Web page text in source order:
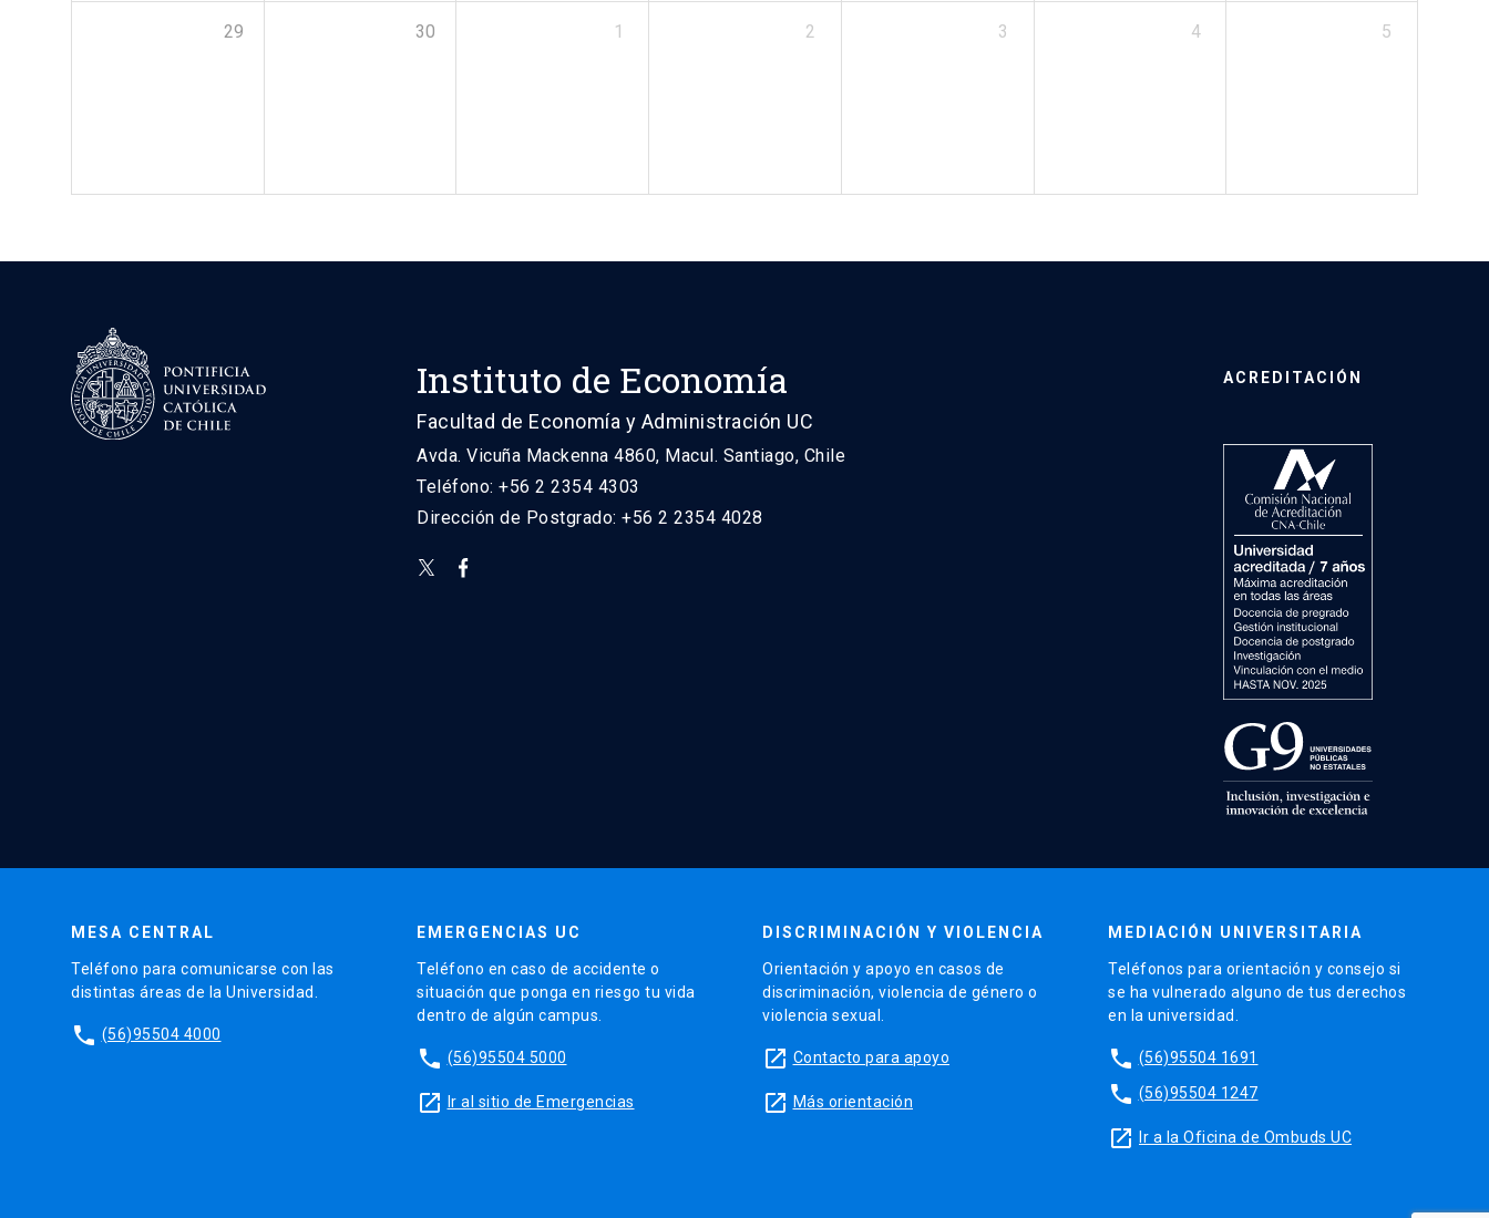
29 30 1 2 3 4 5
Instituto de Economía
Facultad de Economía y Administración UC
Avda. Vicuña Mackenna 4860, Macul. Santiago, Chile
Teléfono: +56 2 2354 4303
Dirección de Postgrado: +56 2 2354 4028
ACREDITACIÓN
MESA CENTRAL
Teléfono para comunicarse con las
distintas áreas de la Universidad.
phone (56)95504 4000
EMERGENCIAS UC
Teléfono en caso de accidente o
situación que ponga en riesgo tu vida
dentro de algún campus.
phone (56)95504 5000
launch Ir al sitio de Emergencias
DISCRIMINACIÓN Y VIOLENCIA
Orientación y apoyo en casos de
discriminación, violencia de género o
violencia sexual.
launch Contacto para apoyo
launch Más orientación
MEDIACIÓN UNIVERSITARIA
Teléfonos para orientación y consejo si
se ha vulnerado alguno de tus derechos
en la universidad.
phone (56)95504 1691
phone (56)95504 1247
launch Ir a la Oficina de Ombuds UC